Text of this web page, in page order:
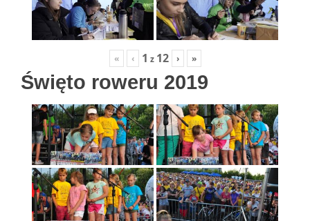
« ‹ 1 z 12 › »
Święto roweru 2019